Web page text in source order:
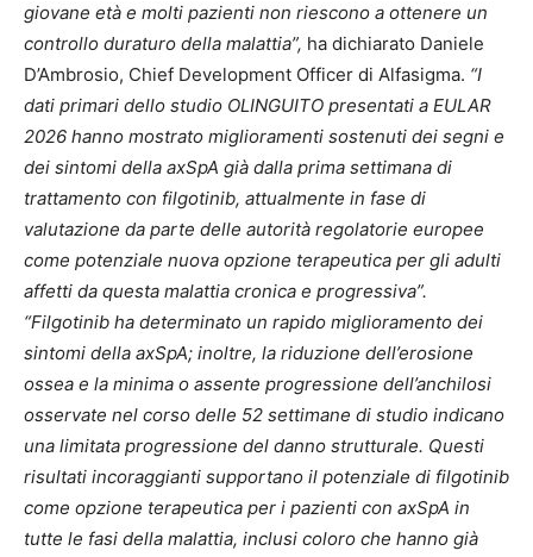
giovane età e molti pazienti non riescono a ottenere un
controllo duraturo della malattia”, ha dichiarato Daniele
D’Ambrosio, Chief Development Officer di Alfasigma. “I
dati primari dello studio OLINGUITO presentati a EULAR
2026 hanno mostrato miglioramenti sostenuti dei segni e
dei sintomi della axSpA già dalla prima settimana di
trattamento con filgotinib, attualmente in fase di
valutazione da parte delle autorità regolatorie europee
come potenziale nuova opzione terapeutica per gli adulti
affetti da questa malattia cronica e progressiva”.
“Filgotinib ha determinato un rapido miglioramento dei
sintomi della axSpA; inoltre, la riduzione dell’erosione
ossea e la minima o assente progressione dell’anchilosi
osservate nel corso delle 52 settimane di studio indicano
una limitata progressione del danno strutturale. Questi
risultati incoraggianti supportano il potenziale di filgotinib
come opzione terapeutica per i pazienti con axSpA in
tutte le fasi della malattia, inclusi coloro che hanno già